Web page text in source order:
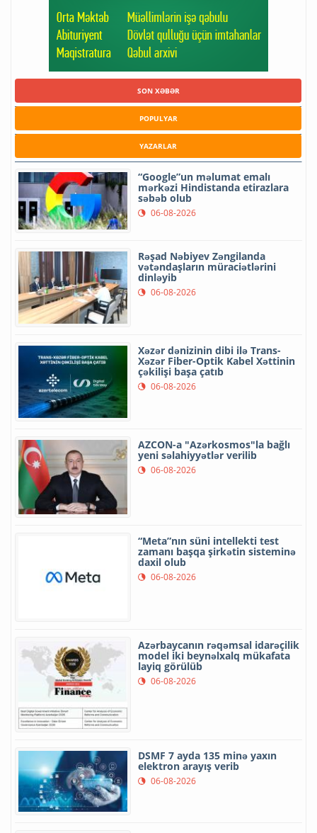
SON XƏBƏR
POPULYAR
YAZARLAR
“Google”un məlumat emalı
mərkəzi Hindistanda etirazlara
səbəb olub
06-08-2026
Rəşad Nəbiyev Zəngilanda
vətəndaşların müraciətlərini
dinləyib
06-08-2026
Xəzər dənizinin dibi ilə Trans-
Xəzər Fiber-Optik Kabel Xəttinin
çəkilişi başa çatıb
06-08-2026
AZCON-a "Azərkosmos"la bağlı
yeni səlahiyyətlər verilib
06-08-2026
“Meta”nın süni intellekti test
zamanı başqa şirkətin sisteminə
daxil olub
06-08-2026
Azərbaycanın rəqəmsal idarəçilik
model iki beynəlxalq mükafata
layiq görülüb
06-08-2026
DSMF 7 ayda 135 minə yaxın
elektron arayış verib
06-08-2026